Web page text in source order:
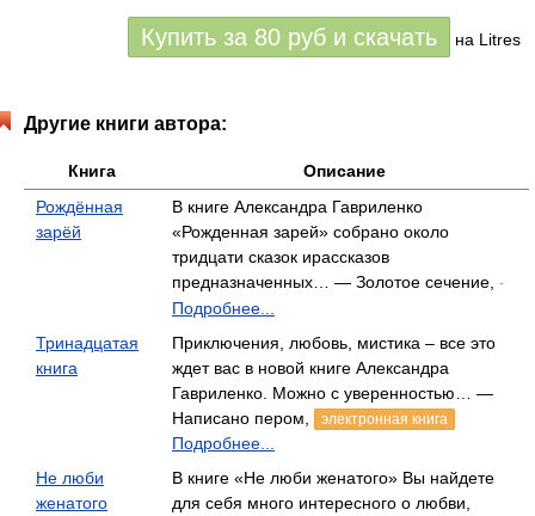
Купить за 80 руб и скачать на Litres
Другие книги автора:
Книга
Описание
Рождённая
зарёй
В книге Александра Гавриленко
«Рожденная зарей» собрано около
тридцати сказок ирассказов
предназначенных… — Золотое сечение,
-
Подробнее...
Тринадцатая
книга
Приключения, любовь, мистика – все это
ждет вас в новой книге Александра
Гавриленко. Можно с уверенностью… —
Написано пером,
электронная книга
Подробнее...
Не люби
женатого
В книге «Не люби женатого» Вы найдете
для себя много интересного о любви,